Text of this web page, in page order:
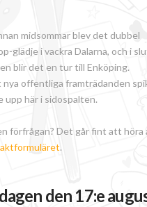
midsommar blev det dubbel
glädje i vackra Dalarna, och i
blir det en tur till Enköping.
nya offentliga framträdanden
upp här i sidospalten.
förfrågan? Det går fint att höra
.
den 17:e